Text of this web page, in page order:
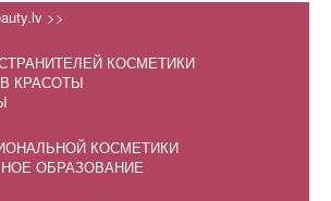
>>
КОСМЕТИКИ
КРАСОТЫ
КОСМЕТИКИ
ОБРАЗОВАНИЕ